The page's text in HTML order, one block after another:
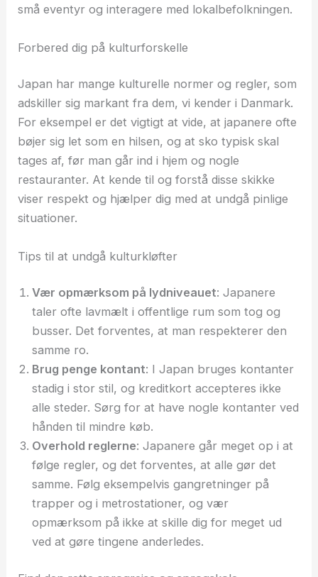
små eventyr og interagere med lokalbefolkningen.
Forbered dig på kulturforskelle
Japan har mange kulturelle normer og regler, som
adskiller sig markant fra dem, vi kender i Danmark.
For eksempel er det vigtigt at vide, at japanere ofte
bøjer sig let som en hilsen, og at sko typisk skal
tages af, før man går ind i hjem og nogle
restauranter. At kende til og forstå disse skikke
viser respekt og hjælper dig med at undgå pinlige
situationer.
Tips til at undgå kulturkløfter
Vær opmærksom på lydniveauet: Japanere
taler ofte lavmælt i offentlige rum som tog og
busser. Det forventes, at man respekterer den
samme ro.
Brug penge kontant: I Japan bruges kontanter
stadig i stor stil, og kreditkort accepteres ikke
alle steder. Sørg for at have nogle kontanter ved
hånden til mindre køb.
Overhold reglerne: Japanere går meget op i at
følge regler, og det forventes, at alle gør det
samme. Følg eksempelvis gangretninger på
trapper og i metrostationer, og vær
opmærksom på ikke at skille dig for meget ud
ved at gøre tingene anderledes.